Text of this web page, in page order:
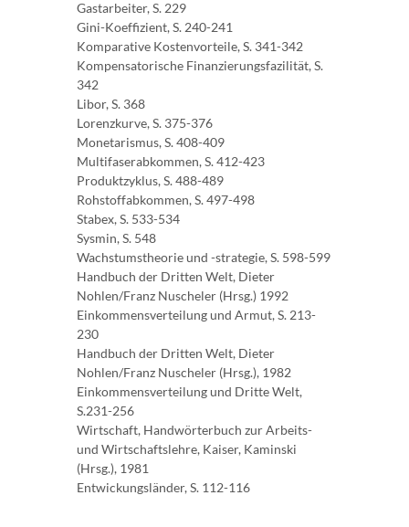
Gastarbeiter, S. 229
Gini-Koeffizient, S. 240-241
Komparative Kostenvorteile, S. 341-342
Kompensatorische Finanzierungsfazilität, S.
342
Libor, S. 368
Lorenzkurve, S. 375-376
Monetarismus, S. 408-409
Multifaserabkommen, S. 412-423
Produktzyklus, S. 488-489
Rohstoffabkommen, S. 497-498
Stabex, S. 533-534
Sysmin, S. 548
Wachstumstheorie und -strategie, S. 598-599
Handbuch der Dritten Welt, Dieter
Nohlen/Franz Nuscheler (Hrsg.) 1992
Einkommensverteilung und Armut, S. 213-
230
Handbuch der Dritten Welt, Dieter
Nohlen/Franz Nuscheler (Hrsg.), 1982
Einkommensverteilung und Dritte Welt,
S.231-256
Wirtschaft, Handwörterbuch zur Arbeits-
und Wirtschaftslehre, Kaiser, Kaminski
(Hrsg.), 1981
Entwickungsländer, S. 112-116